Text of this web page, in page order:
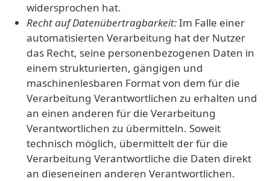
widersprochen hat.
Recht auf Datenübertragbarkeit:Im Falle einer
automatisierten Verarbeitung hat der Nutzer
das Recht, seine personenbezogenen Daten in
einem strukturierten, gängigen und
maschinenlesbaren Format von dem für die
Verarbeitung Verantwortlichen zu erhalten und
an einen anderen für die Verarbeitung
Verantwortlichen zu übermitteln. Soweit
technisch möglich, übermittelt der für die
Verarbeitung Verantwortliche die Daten direkt
an dieseneinen anderen Verantwortlichen.